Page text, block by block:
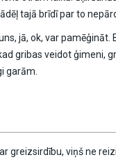
tajā brīdī par to
jā, ok, var pamēģināt.
gribas veidot ģimeni,
garām.
greizsirdību, viņš ne